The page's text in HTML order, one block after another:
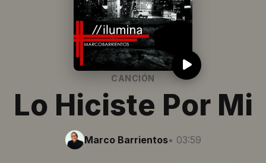
CANCIÓN
Lo Hiciste Por Mi
Marco Barrientos• 03:59